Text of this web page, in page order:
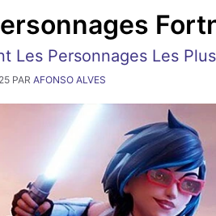
Les Personnages Les
PAR AFONSO ALVES